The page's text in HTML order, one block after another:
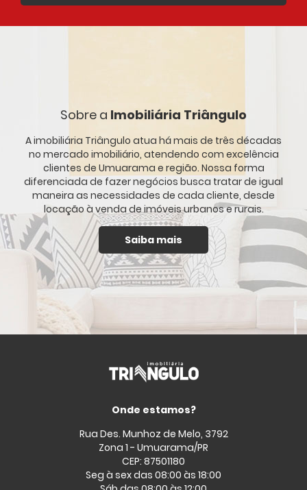
Sobre a Imobiliária Triângulo
A imobiliária Triângulo atua há mais de três décadas
no mercado imobiliário, atendendo com excelência
clientes de Umuarama e região. Nossa forma
diferenciada de fazer negócios busca tratar de igual
maneira as necessidades de cada cliente, desde
locação à venda de imóveis urbanos e rurais.
Saiba mais
Onde estamos?
Rua Des. Munhoz de Melo, 3792
Zona 1 - Umuarama/PR
CEP: 87501180
Seg à sex das 08:00 às 18:00